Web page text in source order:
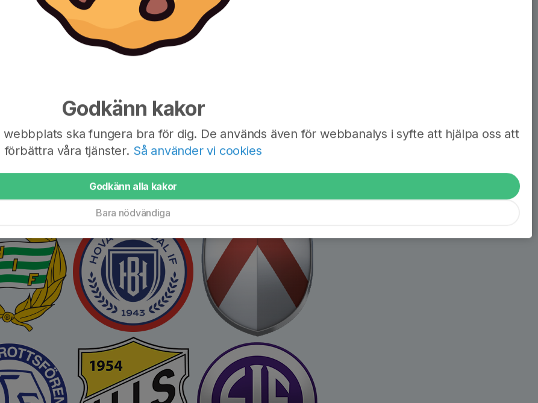
Godkänn kakor
ska fungera bra för dig. De används även för webbanalys i syfte att hjälpa oss att
förbättra våra tjänster. Så använder vi cookies
Godkänn alla kakor
Bara nödvändiga